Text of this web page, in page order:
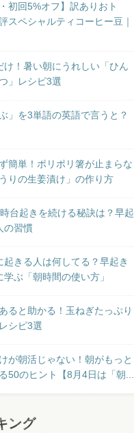
初回5%オフ】訳ありおト
スペシャルティコーヒー豆｜
け！暑い朝にうれしい「ひん
」レシピ3選
ぶ」を3単語の英語で言うと？
簡単！ポリポリ箸が止まらな
りの生姜漬け」の作り方
台起きを続ける秘訣は？早起
の習慣
起きる人は何してる？早起き
学ぶ「朝時間の使い方」
ると助かる！玉ねぎたっぷり
シピ3選
が朝活じゃない！朝がもっと
50のヒント【8月4日は「朝...
ング